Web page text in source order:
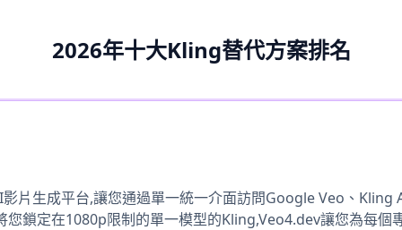
2026年十大Kling替代方案排名
片生成平台,讓您通過單一統一介面訪問Google Veo、Kling
您鎖定在1080p限制的單一模型的Kling,Veo4.dev讓您為每個